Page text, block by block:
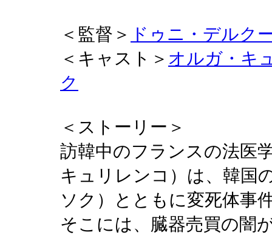
＜監督＞ ドゥニ・デルク
＜キャスト＞ オルガ・キ
ク
＜ストーリー＞
訪韓中のフランスの法医
キュリレンコ）は、韓国
ソク）とともに変死体事
そこには、臓器売買の闇